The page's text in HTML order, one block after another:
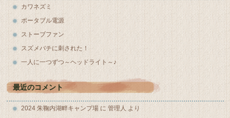
カワネズミ
ポータブル電源
ストーブファン
スズメバチに刺された！
一人に一つずつ～ヘッドライト～♪
最近のコメント
2024 朱鞠内湖畔キャンプ場 に 管理人 より